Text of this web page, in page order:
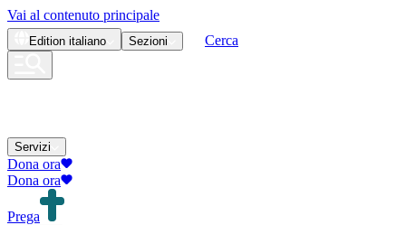
Vai al contenuto principale
Edition italiano Sezioni Cerca
Servizi
Dona ora
Dona ora
Prega